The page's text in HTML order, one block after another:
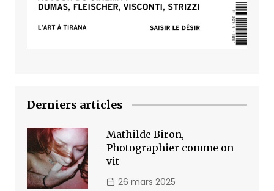
Derniers articles
Mathilde Biron,
Photographier comme on
vit
26 mars 2025